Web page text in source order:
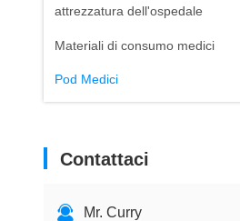
attrezzatura dell'ospedale
Materiali di consumo medici
Pod Medici
Contattaci
Mr. Curry